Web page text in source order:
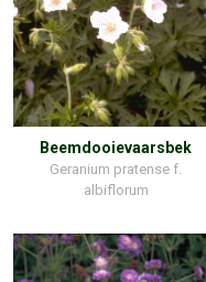
Beemdooievaarsbek
Geranium pratense f.
albiflorum